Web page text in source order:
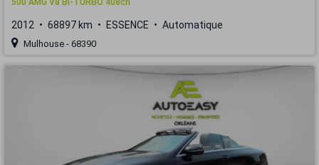
500 AMG V8 BI-TURBO 408ch
2012 68897 km ESSENCE Automatique
Mulhouse - 68390